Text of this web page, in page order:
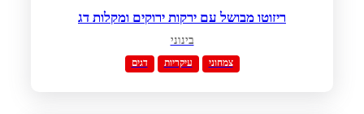
ריזוטו מבושל עם ירקות ירוקים ומקלות דג
בינוני
דגים עיקריות צמחוני